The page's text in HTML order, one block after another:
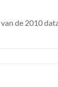
de 2010